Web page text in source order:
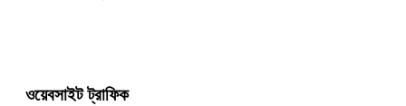
ওয়েবসাইট ট্রাফিক